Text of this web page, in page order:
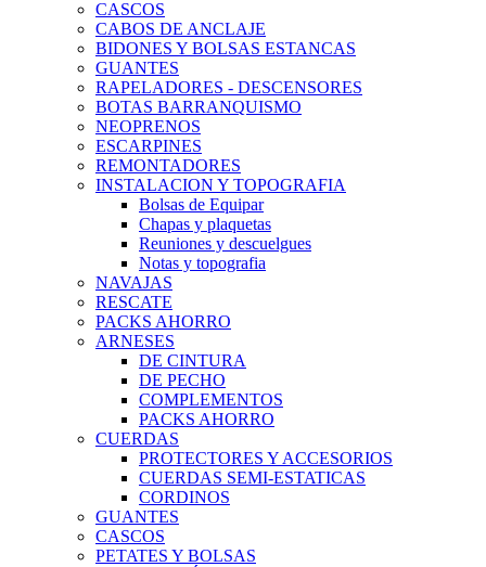
CASCOS
CABOS DE ANCLAJE
BIDONES Y BOLSAS ESTANCAS
GUANTES
RAPELADORES - DESCENSORES
BOTAS BARRANQUISMO
NEOPRENOS
ESCARPINES
REMONTADORES
INSTALACION Y TOPOGRAFIA
Bolsas de Equipar
Chapas y plaquetas
Reuniones y descuelgues
Notas y topografia
NAVAJAS
RESCATE
PACKS AHORRO
ARNESES
DE CINTURA
DE PECHO
COMPLEMENTOS
PACKS AHORRO
CUERDAS
PROTECTORES Y ACCESORIOS
CUERDAS SEMI-ESTATICAS
CORDINOS
GUANTES
CASCOS
PETATES Y BOLSAS